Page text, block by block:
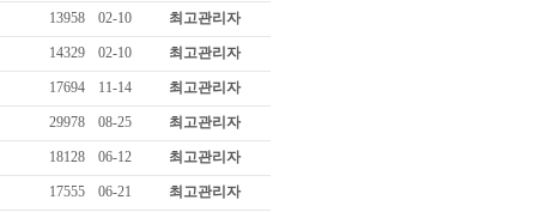
13958 02-10 최고관리자
14329 02-10 최고관리자
17694 11-14 최고관리자
29978 08-25 최고관리자
18128 06-12 최고관리자
17555 06-21 최고관리자